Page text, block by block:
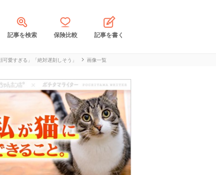
記事を検索 保険比較 記事を書く
愛すぎる」「絶対遅刻しそう」 画像一覧